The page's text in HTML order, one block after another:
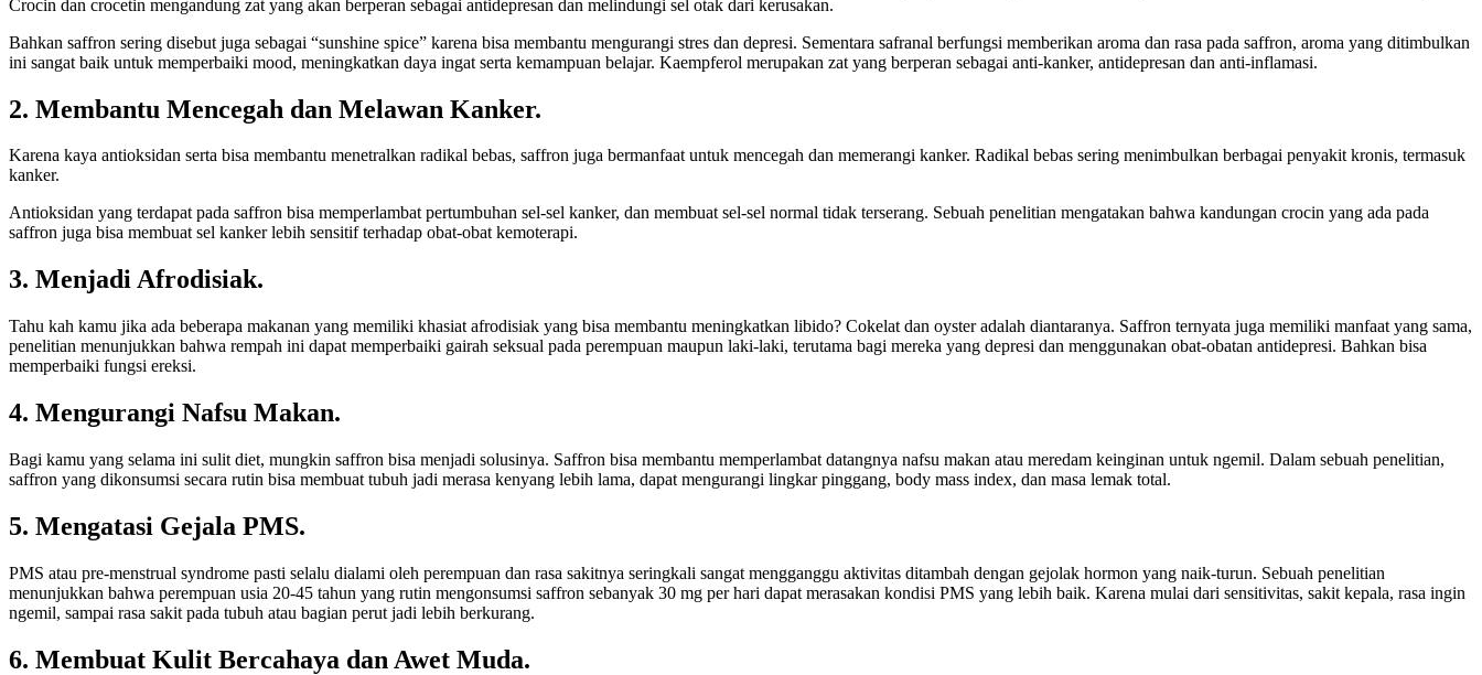
Crocin dan crocetin mengandung zat yang akan berperan sebagai antidepresan dan melindungi sel otak dari kerusakan.
Bahkan saffron sering disebut juga sebagai “sunshine spice” karena bisa membantu mengurangi stres dan depresi. Sementara safranal berfungsi memberikan aroma dan rasa pada saffron, aroma yang ditimbulkan
ini sangat baik untuk memperbaiki mood, meningkatkan daya ingat serta kemampuan belajar. Kaempferol merupakan zat yang berperan sebagai anti-kanker, antidepresan dan anti-inflamasi.
2. Membantu Mencegah dan Melawan Kanker.
Karena kaya antioksidan serta bisa membantu menetralkan radikal bebas, saffron juga bermanfaat untuk mencegah dan memerangi kanker. Radikal bebas sering menimbulkan berbagai penyakit kronis, termasuk
kanker.
Antioksidan yang terdapat pada saffron bisa memperlambat pertumbuhan sel-sel kanker, dan membuat sel-sel normal tidak terserang. Sebuah penelitian mengatakan bahwa kandungan crocin yang ada pada
saffron juga bisa membuat sel kanker lebih sensitif terhadap obat-obat kemoterapi.
3. Menjadi Afrodisiak.
Tahu kah kamu jika ada beberapa makanan yang memiliki khasiat afrodisiak yang bisa membantu meningkatkan libido? Cokelat dan oyster adalah diantaranya. Saffron ternyata juga memiliki manfaat yang sama,
penelitian menunjukkan bahwa rempah ini dapat memperbaiki gairah seksual pada perempuan maupun laki-laki, terutama bagi mereka yang depresi dan menggunakan obat-obatan antidepresi. Bahkan bisa
memperbaiki fungsi ereksi.
4. Mengurangi Nafsu Makan.
Bagi kamu yang selama ini sulit diet, mungkin saffron bisa menjadi solusinya. Saffron bisa membantu memperlambat datangnya nafsu makan atau meredam keinginan untuk ngemil. Dalam sebuah penelitian,
saffron yang dikonsumsi secara rutin bisa membuat tubuh jadi merasa kenyang lebih lama, dapat mengurangi lingkar pinggang, body mass index, dan masa lemak total.
5. Mengatasi Gejala PMS.
PMS atau pre-menstrual syndrome pasti selalu dialami oleh perempuan dan rasa sakitnya seringkali sangat mengganggu aktivitas ditambah dengan gejolak hormon yang naik-turun. Sebuah penelitian
menunjukkan bahwa perempuan usia 20-45 tahun yang rutin mengonsumsi saffron sebanyak 30 mg per hari dapat merasakan kondisi PMS yang lebih baik. Karena mulai dari sensitivitas, sakit kepala, rasa ingin
ngemil, sampai rasa sakit pada tubuh atau bagian perut jadi lebih berkurang.
6. Membuat Kulit Bercahaya dan Awet Muda.